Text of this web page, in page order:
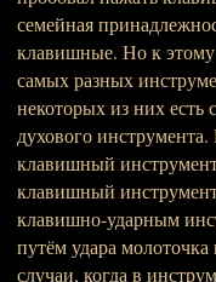
семейная
клавишные. Но к этому
самых разных
некоторых из них есть
духового
клавишный
клавишный
клавишно-ударным
путём удара
случаи, когда в